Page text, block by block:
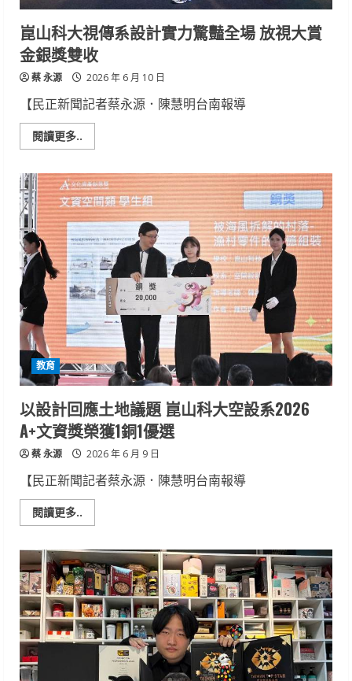
榮
膺
全
國
大
專
優
青
年
崑山科大視傳系設計實力驚豔全場 放視大賞
金銀獎雙收
蔡 永源 2026 年 6 月 10 日
【民正新聞記者蔡永源．陳慧明台南報導
閱讀更多..
more
山
科
大
視
傳
系
設
計
實
力
驚
豔
全
場
放
視
大
賞
金
銀
獎
雙
收
教育
以設計回應土地議題 崑山科大空設系2026
A+文資獎榮獲1銅1優選
蔡 永源 2026 年 6 月 9 日
【民正新聞記者蔡永源．陳慧明台南報導
閱讀更多..
more
設
計
回
應
土
地
議
題
崑